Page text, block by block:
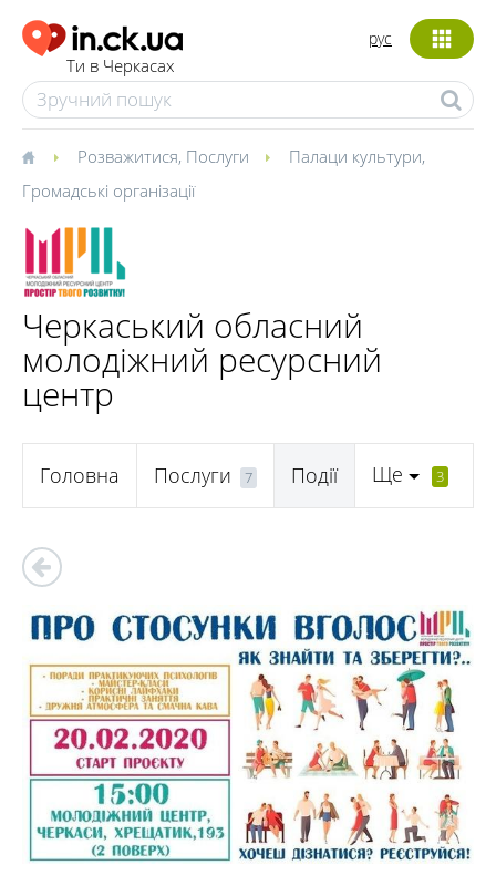
Ти в Черкасах
рус
Розважитися, Послуги Палаци культури,
Громадські організації
Черкаський обласний
молодіжний ресурсний
центр
Головна Послуги 7 Події Ще 3